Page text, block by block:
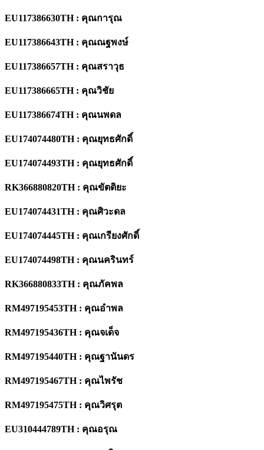
EU117386630TH : คุณการุณ
EU117386643TH : คุณณฐพงษ์
EU117386657TH : คุณสราวุธ
EU117386665TH : คุณวิชัย
EU117386674TH : คุณนพดล
EU174074480TH : คุณยุทธศักดิ์
EU174074493TH : คุณยุทธศักดิ์
RK366880820TH : คุณขัตติยะ
EU174074431TH : คุณศิวะดล
EU174074445TH : คุณเกรียงศักดิ์
EU174074498TH : คุณนครินทร์
RK366880833TH : คุณภัคพล
RM497195453TH : คุณอำพล
RM497195436TH : คุณจเด็จ
RM497195440TH : คุณฐานันดร
RM497195467TH : คุณไพรัช
RM497195475TH : คุณวิศรุต
EU310444789TH : คุณอรุณ